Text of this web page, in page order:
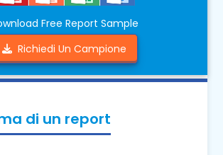
Free Report Sample
Richiedi Un Campione
di un report